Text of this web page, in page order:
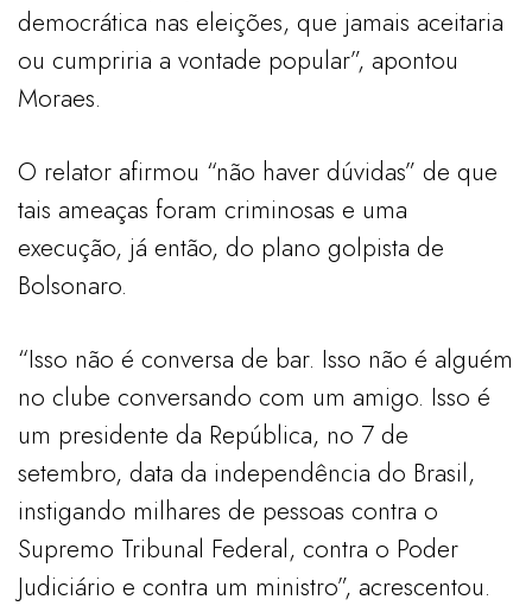
democrática nas eleições, que jamais aceitaria
ou cumpriria a vontade popular”, apontou
Moraes.
O relator afirmou “não haver dúvidas” de que
tais ameaças foram criminosas e uma
execução, já então, do plano golpista de
Bolsonaro.
“Isso não é conversa de bar. Isso não é alguém
no clube conversando com um amigo. Isso é
um presidente da República, no 7 de
setembro, data da independência do Brasil,
instigando milhares de pessoas contra o
Supremo Tribunal Federal, contra o Poder
Judiciário e contra um ministro”, acrescentou.